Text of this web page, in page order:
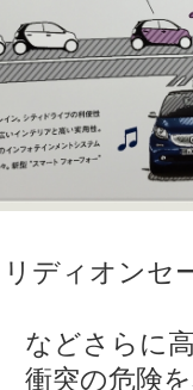
ィオンセー
められ
示と音